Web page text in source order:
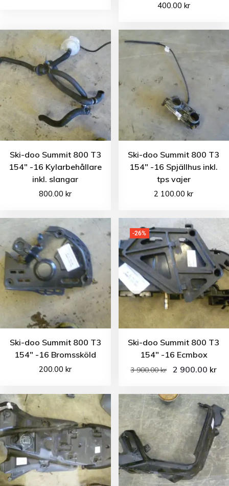
400.00 kr
Ski-doo Summit 800 T3
154″ -16 Kylarbehållare
inkl. slangar
800.00kr
Ski-doo Summit 800 T3
154″ -16 Spjällhus inkl.
tps vajer
2 100.00kr
Ski-doo Summit 800 T3
154″ -16 Bromssköld
200.00kr
-26%
Ski-doo Summit 800 T3
154″ -16 Ecmbox
3 900.00kr 2 900.00 kr